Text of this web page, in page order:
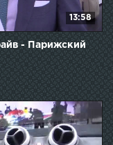
13:58
- Парижский